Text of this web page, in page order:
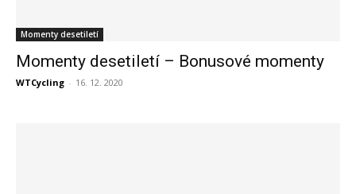
Momenty desetiletí
Momenty desetiletí – Bonusové momenty
WTCycling - 16. 12. 2020